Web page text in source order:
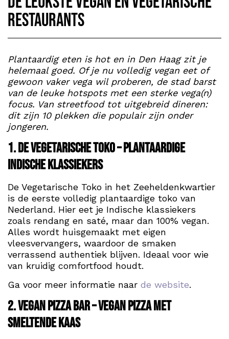
restaurants
Plantaardig eten is hot en in Den Haag zit je
helemaal goed. Of je nu volledig vegan eet of
gewoon vaker vega wil proberen, de stad barst
van de leuke hotspots met een sterke vega(n)
focus. Van streetfood tot uitgebreid dineren:
dit zijn 10 plekken die populair zijn onder
jongeren.
1. De Vegetarische Toko – Plantaardige
Indische klassiekers
De Vegetarische Toko in het Zeeheldenkwartier
is de eerste volledig plantaardige toko van
Nederland. Hier eet je Indische klassiekers
zoals rendang en saté, maar dan 100% vegan.
Alles wordt huisgemaakt met eigen
vleesvervangers, waardoor de smaken
verrassend authentiek blijven. Ideaal voor wie
van kruidig comfortfood houdt.
Ga voor meer informatie naar de website.
2. Vegan Pizza Bar – Vegan pizza met
smeltende kaas